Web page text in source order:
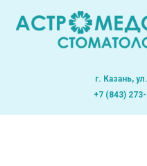
г. Казань,
+7 (843)